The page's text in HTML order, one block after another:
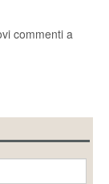
commenti a